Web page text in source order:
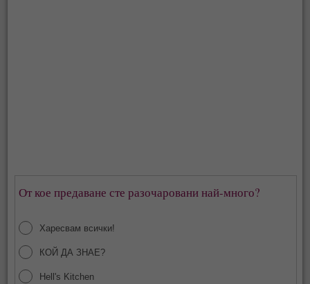
От кое предаване сте разочаровани най-много?
Харесвам всички!
КОЙ ДА ЗНАЕ?
Hell's Kitchen